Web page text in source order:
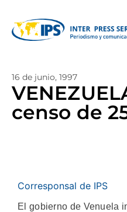
16 de junio, 1997
censo de
Corresponsal de IPS
El gobierno de Venuela